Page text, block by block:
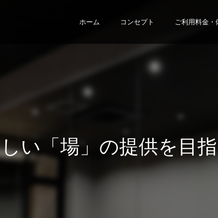
ホーム コンセプト ご利用料金・
「場 」の 提供を目指し